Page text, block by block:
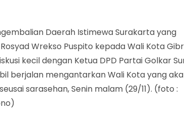
Daerah Istimewa Surakarta yang
Wrekso Puspito kepada Wali Kota
kecil dengan Ketua DPD Partai Golkar
berjalan mengantarkan Wali Kota yang
sarasehan, Senin malam (29/11). (foto :